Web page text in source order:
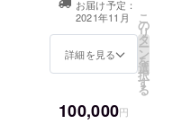
達と一緒に
未就学児童
を支援する
サイン入り色紙
お届け予定：
2021年11月
詳細を見る
こ
の
リ
タ
ー
ン
を
選
択
す
る
100,000円